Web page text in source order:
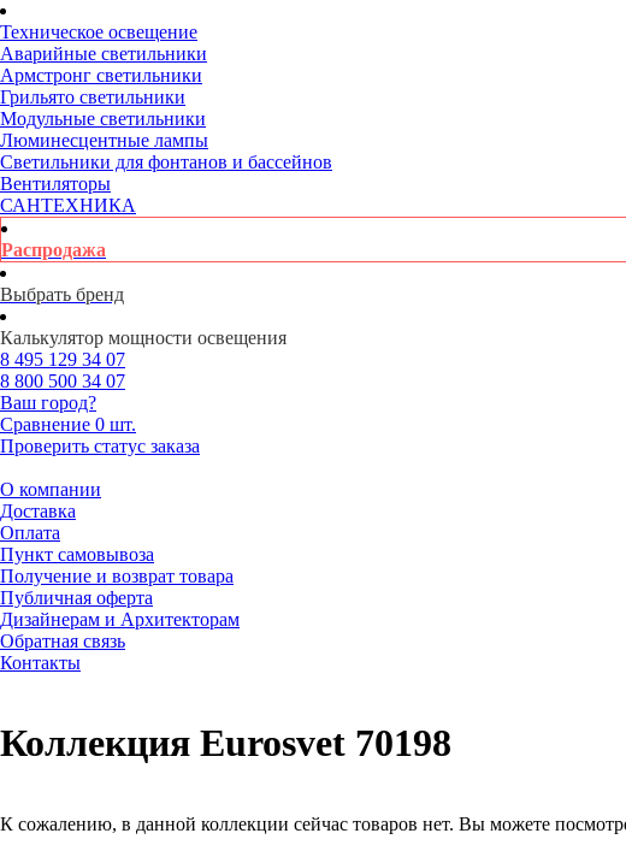
Техническое освещение
Аварийные светильники
Армстронг светильники
Грильято светильники
Модульные светильники
Люминесцентные лампы
Светильники для фонтанов и бассейнов
Вентиляторы
САНТЕХНИКА
Распродажа
Выбрать бренд
Калькулятор мощности освещения
8 495 129 34 07
8 800 500 34 07
Ваш город?
Сравнение 0 шт.
Проверить статус заказа
О компании
Доставка
Оплата
Пункт самовывоза
Получение и возврат товара
Публичная оферта
Дизайнерам и Архитекторам
Обратная связь
Контакты
Коллекция Eurosvet 70198
К сожалению, в данной коллекции сейчас товаров нет. Вы можете